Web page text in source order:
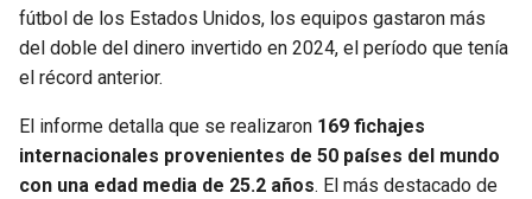
fútbol de los Estados Unidos, los equipos gastaron más
del doble del dinero invertido en 2024, el período que tenía
el récord anterior.
El informe detalla que se realizaron 169 fichajes
internacionales provenientes de 50 países del mundo
con una edad media de 25.2 años. El más destacado de